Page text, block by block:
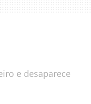
e desaparece